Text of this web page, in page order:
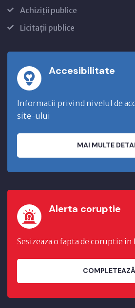
Achiziții publice
Licitații publice
Accesibilitate
Informatii privind nivelul de
site-ului
MAI MULTE
Alerta coruptie
Sesizeaza o fapta de coruptie in
COMPLETEAZĂ